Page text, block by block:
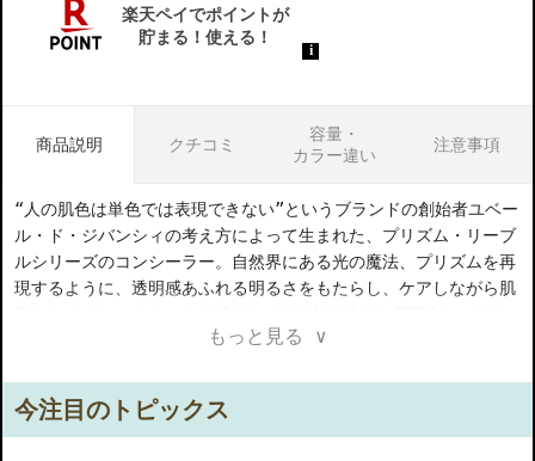
商品説明 クチコミ
容量・
カラー違い
注意事項
“人の肌色は単色では表現できない”というブランドの創始者ユベー
ル・ド・ジバンシィの考え方によって生まれた、プリズム・リーブ
ルシリーズのコンシーラー。自然界にある光の魔法、プリズムを再
現するように、透明感あふれる明るさをもたらし、ケアしながら肌
たびに均一でなめらかな肌に。いつでも曇りのない、光さすような
【ギフト好適品】
もっと見る ∨
今注目のトピックス